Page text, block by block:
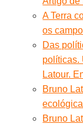
A Terra
os
Das
políticas.
Latour.
Bruno
ecológica
Bruno